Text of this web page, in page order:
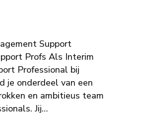
Support
Profs Als Interim
Professional bij
je onderdeel van een
en ambitieus team
Jij…